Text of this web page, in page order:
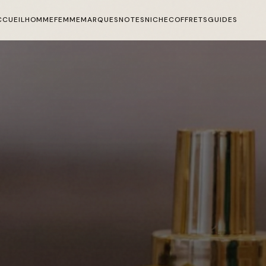
HOMMEFEMMEMARQUESNOTESNICHECOFFRETSGUIDES